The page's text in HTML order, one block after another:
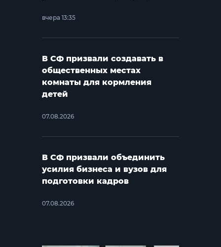
вчера 13:35
В СФ призвали создавать в
общественных местах
комнаты для кормления
детей
07.08.2026
В СФ призвали объединить
усилия бизнеса и вузов для
подготовки кадров
07.08.2026